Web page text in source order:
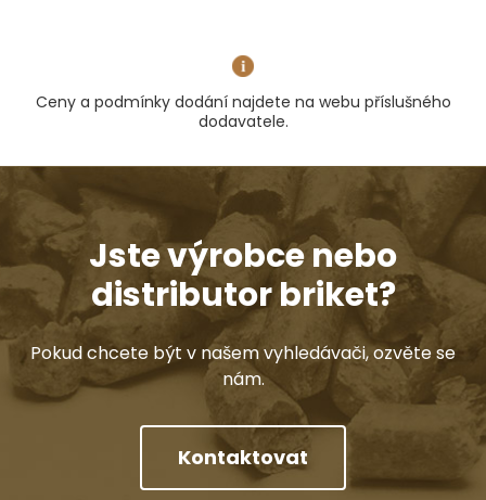
Ceny a podmínky dodání najdete na webu příslušného
dodavatele.
Jste výrobce nebo
distributor briket?
Pokud chcete být v našem vyhledávači, ozvěte se
nám.
Kontaktovat